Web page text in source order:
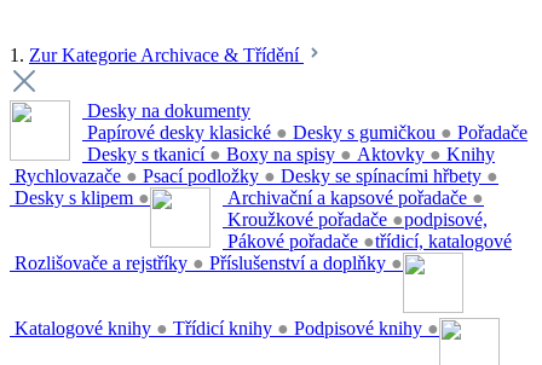
1. Zur Kategorie Archivace & Třídění
Desky na dokumenty
Papírové desky klasické ● Desky s gumičkou ●
Desky s tkanicí ● Boxy na spisy ● Aktovky ●
Rychlovazače ● Psací podložky ● Desky se spínacími hřbety ●
Desky s klipem ●
Pořadače
Archivační a kapsové pořadače ●
Kroužkové pořadače ●
Pákové pořadače ●
Rozlišovače a rejstříky ● Příslušenství a doplňky ●
Knihy
podpisové,
třídicí, katalogové
Katalogové knihy ● Třídicí knihy ● Podpisové knihy ●